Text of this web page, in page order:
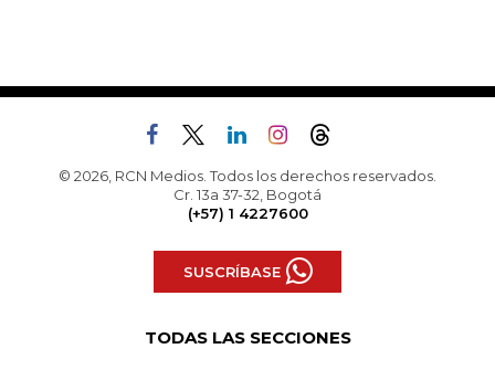
© 2026, RCN Medios. Todos los derechos reservados.
Cr. 13a 37-32, Bogotá
(+57) 1 4227600
SUSCRÍBASE
TODAS LAS SECCIONES